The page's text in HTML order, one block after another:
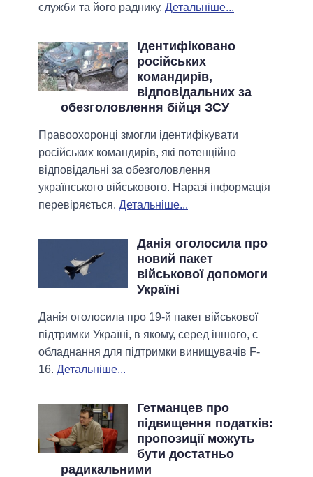
служби та його раднику. Детальніше...
Ідентифіковано
російських
командирів,
відповідальних за
обезголовлення бійця ЗСУ
Правоохоронці змогли ідентифікувати
російських командирів, які потенційно
відповідальні за обезголовлення
українського військового. Наразі інформація
перевіряється. Детальніше...
Данія оголосила про
новий пакет
військової допомоги
Україні
Данія оголосила про 19-й пакет військової
підтримки Україні, в якому, серед іншого, є
обладнання для підтримки винищувачів F-
16. Детальніше...
Гетманцев про
підвищення податків:
пропозиції можуть
бути достатньо
радикальними